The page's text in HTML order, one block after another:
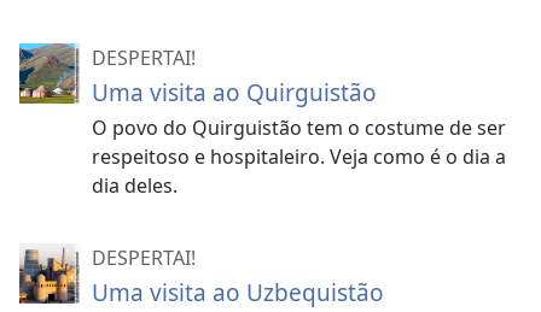
DESPERTAI!
Uma visita ao Quirguistão
O povo do Quirguistão tem o costume de ser
respeitoso e hospitaleiro. Veja como é o dia a
dia deles.
DESPERTAI!
Uma visita ao Uzbequistão